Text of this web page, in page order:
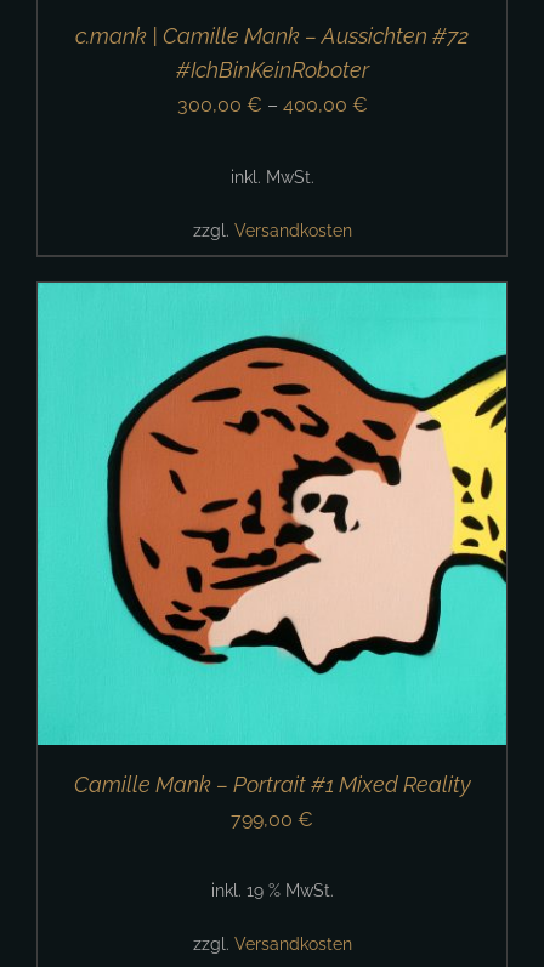
c.mank | Camille Mank – Aussichten #72
#IchBinKeinRoboter
300,00 € – 400,00 €
inkl. MwSt.
zzgl. Versandkosten
Camille Mank – Portrait #1 Mixed Reality
799,00 €
inkl. 19 % MwSt.
zzgl. Versandkosten